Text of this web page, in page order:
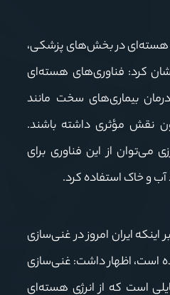
هسته‌ای در بخش‌های پزشکی،
کرد: فناوری‌های هسته‌ای
بیماری‌های سخت مانند
نقش مؤثری داشته باشند.
از این فناوری برای
و خاک استفاده کرد.
اینکه ایران امروز در غنی‌سازی
است، اظهار داشت: غنی‌سازی
است که از انرژی هسته‌ای